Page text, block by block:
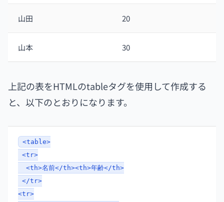
山田 20
山本 30
上記の表をHTMLのtableタグを使用して作成する
と、以下のとおりになります。
<table>
<tr>
<th>名前</th><th>年齢</th>
</tr>
<tr>